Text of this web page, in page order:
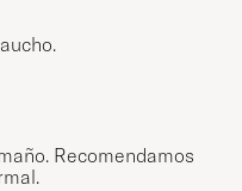
Recomendamos